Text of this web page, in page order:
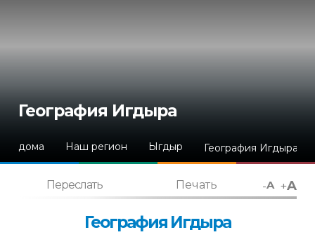
География Игдыра
дома Наш регион Ыгдыр География Игдыра
География Игдыра
Переслать Печать -A +A